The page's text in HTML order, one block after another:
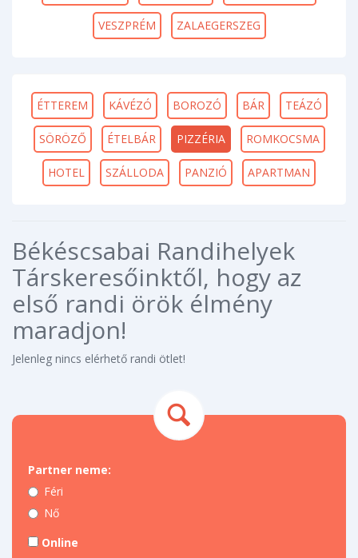
VESZPRÉM ZALAEGERSZEG
ÉTTEREM KÁVÉZÓ BOROZÓ BÁR TEÁZÓ
SÖRÖZŐ ÉTELBÁR PIZZÉRIA ROMKOCSMA
HOTEL SZÁLLODA PANZIÓ APARTMAN
Békéscsabai Randihelyek
Társkeresőinktől, hogy az
első randi örök élmény
maradjon!
Jelenleg nincs elérhető randi ötlet!
Partner neme:
Féri
Nő
Online